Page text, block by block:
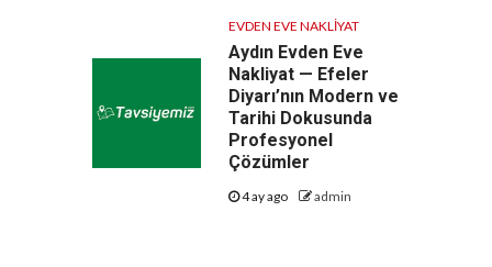
EVDEN EVE NAKLIYAT
Aydın Evden Eve
Nakliyat — Efeler
Diyarı’nın Modern ve
Tarihi Dokusunda
Profesyonel
Çözümler
4 ay ago admin